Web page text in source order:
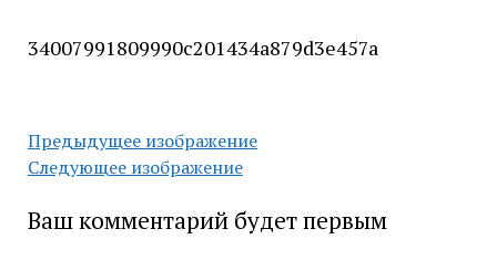
34007991809990c201434a879d3e457a
Предыдущее изображение
Следующее изображение
Ваш комментарий будет первым